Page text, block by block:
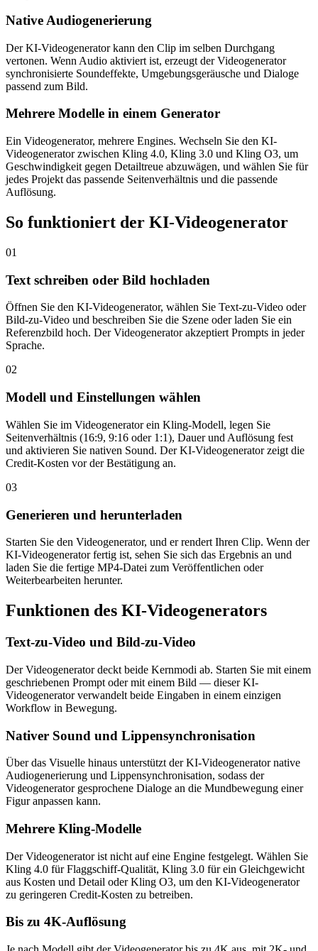
Native Audiogenerierung
Der KI-Videogenerator kann den Clip im selben Durchgang
vertonen. Wenn Audio aktiviert ist, erzeugt der Videogenerator
synchronisierte Soundeffekte, Umgebungsgeräusche und Dialoge
passend zum Bild.
Mehrere Modelle in einem Generator
Ein Videogenerator, mehrere Engines. Wechseln Sie den KI-
Videogenerator zwischen Kling 4.0, Kling 3.0 und Kling O3, um
Geschwindigkeit gegen Detailtreue abzuwägen, und wählen Sie für
jedes Projekt das passende Seitenverhältnis und die passende
Auflösung.
So funktioniert der KI-Videogenerator
01
Text schreiben oder Bild hochladen
Öffnen Sie den KI-Videogenerator, wählen Sie Text-zu-Video oder
Bild-zu-Video und beschreiben Sie die Szene oder laden Sie ein
Referenzbild hoch. Der Videogenerator akzeptiert Prompts in jeder
Sprache.
02
Modell und Einstellungen wählen
Wählen Sie im Videogenerator ein Kling-Modell, legen Sie
Seitenverhältnis (16:9, 9:16 oder 1:1), Dauer und Auflösung fest
und aktivieren Sie nativen Sound. Der KI-Videogenerator zeigt die
Credit-Kosten vor der Bestätigung an.
03
Generieren und herunterladen
Starten Sie den Videogenerator, und er rendert Ihren Clip. Wenn der
KI-Videogenerator fertig ist, sehen Sie sich das Ergebnis an und
laden Sie die fertige MP4-Datei zum Veröffentlichen oder
Weiterbearbeiten herunter.
Funktionen des KI-Videogenerators
Text-zu-Video und Bild-zu-Video
Der Videogenerator deckt beide Kernmodi ab. Starten Sie mit einem
geschriebenen Prompt oder mit einem Bild — dieser KI-
Videogenerator verwandelt beide Eingaben in einem einzigen
Workflow in Bewegung.
Nativer Sound und Lippensynchronisation
Über das Visuelle hinaus unterstützt der KI-Videogenerator native
Audiogenerierung und Lippensynchronisation, sodass der
Videogenerator gesprochene Dialoge an die Mundbewegung einer
Figur anpassen kann.
Mehrere Kling-Modelle
Der Videogenerator ist nicht auf eine Engine festgelegt. Wählen Sie
Kling 4.0 für Flaggschiff-Qualität, Kling 3.0 für ein Gleichgewicht
aus Kosten und Detail oder Kling O3, um den KI-Videogenerator
zu geringeren Credit-Kosten zu betreiben.
Bis zu 4K-Auflösung